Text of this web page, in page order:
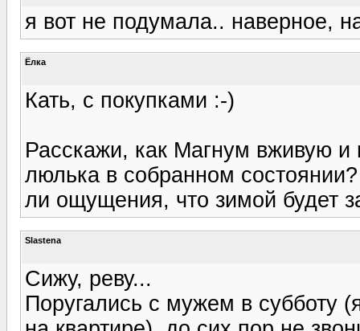
я вот не подумала.. наверное,
Ёлка
Кать, с покупками :-)
Расскажи, как Магнум вживую
люлька в собранном
ли ощущения, что зимой будет
Slastena
Сижу, реву...
Поругались с мужем в субботу